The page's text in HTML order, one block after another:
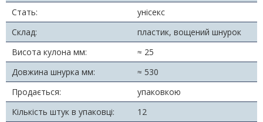
Стать:
унісекс
Склад:
пластик, вощений шнурок
Висота кулона мм:
≈ 25
Довжина шнурка мм:
≈ 530
Продається:
упаковкою
Кількість штук в упаковці:
12